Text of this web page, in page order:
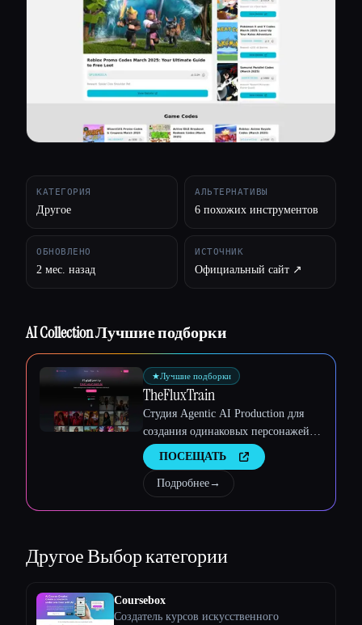
Все категории
КАТЕГОРИЯ
Другое
АЛЬТЕРНАТИВЫ
6 похожих инструментов
ОБНОВЛЕНО
2 мес. назад
ИСТОЧНИК
Официальный сайт ↗︎
AI Collection Лучшие подборки
★Лучшие подборки
TheFluxTrain
Студия Agentic AI Production для
создания одинаковых персонажей,
рабочих процессов и видео
ПОСЕЩАТЬ
Подробнее→
ДругоеВыбор категории
Coursebox
Создатель курсов искусственного